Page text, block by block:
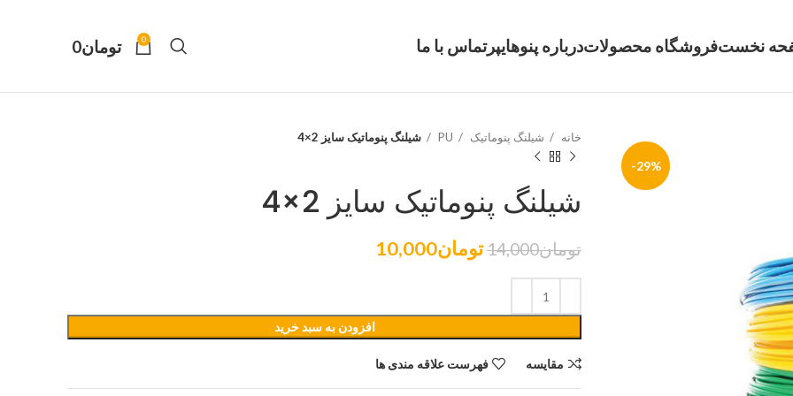
نخستفروشگاه محصولاتدرباره پنوهایپرتماس با ما 0 تومان0
-29%
خانه شیلنگ پنوماتیک PU شیلنگ پنوماتیک سایز 2×4
شیلنگ پنوماتیک سایز 2×4
تومان14,000تومان10,000
افزودن به سبد خرید
مقایسه فهرست علاقه مندی ها